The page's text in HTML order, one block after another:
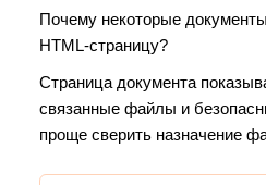
Почему некоторые
HTML-страницу?
Страница документа
связанные файлы и
проще сверить назначение